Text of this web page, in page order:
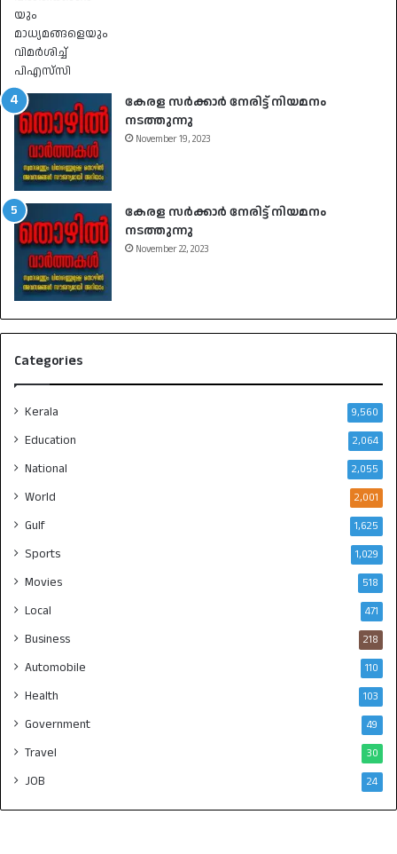
കേരള സർക്കാർ നേരിട്ട് നിയമനം
നടത്തുന്നു
November 19, 2023
കേരള സർക്കാർ നേരിട്ട് നിയമനം
നടത്തുന്നു
November 22, 2023
Categories
Kerala 9,560
Education 2,064
National 2,055
World 2,001
Gulf 1,625
Sports 1,029
Movies 518
Local 471
Business 218
Automobile 110
Health 103
Government 49
Travel 30
JOB 24